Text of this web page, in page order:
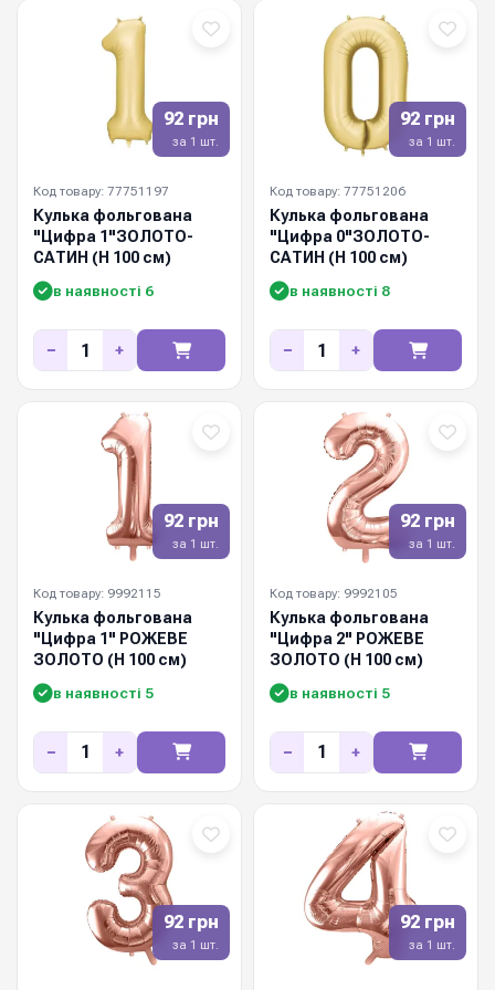
92 грн
за 1 шт.
Код товару: 77751197
Кулька фольгована
"Цифра 1"ЗОЛОТО-
САТИН (Н 100 см)
в наявності 6
− +
92 грн
за 1 шт.
Код товару: 77751206
Кулька фольгована
"Цифра 0"ЗОЛОТО-
САТИН (Н 100 см)
в наявності 8
− +
92 грн
за 1 шт.
Код товару: 9992115
Кулька фольгована
"Цифра 1" РОЖЕВЕ
ЗОЛОТО (Н 100 см)
в наявності 5
− +
92 грн
за 1 шт.
Код товару: 9992105
Кулька фольгована
"Цифра 2" РОЖЕВЕ
ЗОЛОТО (Н 100 см)
в наявності 5
− +
92 грн
за 1 шт.
92 грн
за 1 шт.